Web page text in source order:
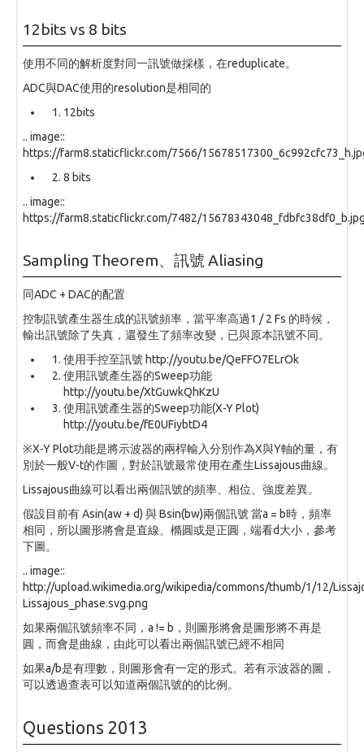
12bits vs 8 bits
使用不同的解析度對同一訊號做採樣，在reduplicate。
ADC與DAC使用的resolution是相同的
12bits
.. image::
https://farm8.staticflickr.com/7566/
8 bits
.. image::
https://farm8.staticflickr.com/7482/
Sampling Theorem、訊號 Aliasing
同ADC + DAC的配置
控制訊號產生器生成的訊號頻率，當平率高過1 / 2 Fs 的時候，
輸出訊號除了失真，還發生了頻率改變，已與原本訊號不同。
使用手控至訊號 http://youtu.be/QeFFO7ELrOk
使用訊號產生器的Sweep功能
http://youtu.be/XtGuwkQhKzU
使用訊號產生器的Sweep功能(X-Y Plot)
http://youtu.be/fE0UFiybtD4
※X-Y Plot功能是將示波器的兩桿輸入分別作為X與Y軸的量，有
別於一般V-t的作圖，對於訊號最常使用在產生Lissajous曲線。
Lissajous曲線可以看出兩個訊號的頻率、相位、強度差異。
假設目前有 Asin(aw + d) 與 Bsin(bw)兩個訊號 當a = b時，頻率
相同，所以圖形將會是直線、橢圓或是正圓，端看d大小，參考
下圖。
.. image::
http://upload.wikimedia.org/wikipedia/commons/thumb/1/12/
Lissajous_phase.svg.png
如果兩個訊號頻率不同，a != b，則圖形將會是圖形將不再是
圓，而會是曲線，由此可以看出兩個訊號已經不相同
如果a/b是有理數，則圖形會有一定的形式。若有示波器的圖，
可以透過查表可以知道兩個訊號的的比例。
Questions 2013